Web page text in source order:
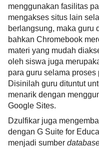
menggunakan fasilitas
mengakses situs lain
berlangsung, maka guru
bahkan Chromebook
materi yang mudah
oleh siswa juga
para guru selama
Disinilah guru dituntut
menarik dengan
Google Sites.
Dzulfikar juga
dengan G Suite for
menjadi sumber